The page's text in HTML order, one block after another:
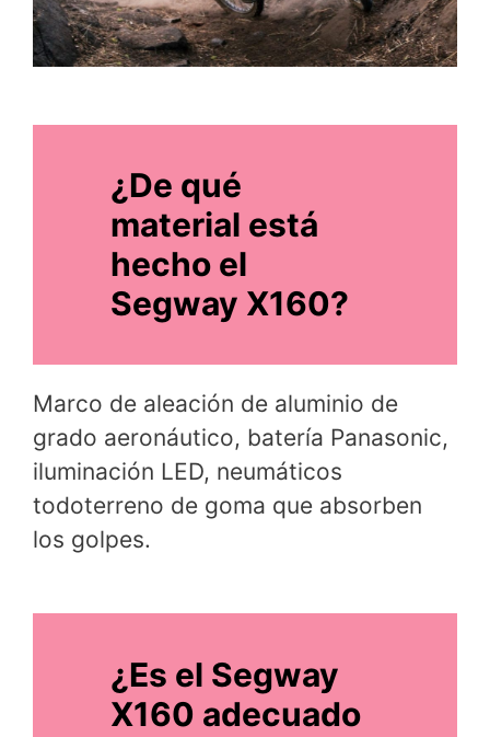
¿De qué
material está
hecho el
Segway X160?
Marco de aleación de aluminio de
grado aeronáutico, batería Panasonic,
iluminación LED, neumáticos
todoterreno de goma que absorben
los golpes.
¿Es el Segway
X160 adecuado